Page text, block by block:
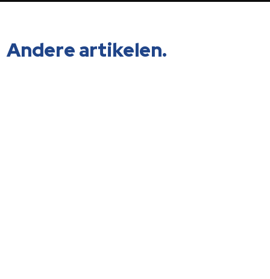
Andere artikelen.